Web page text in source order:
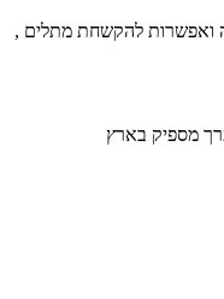
ואפשרות להקשחת מתלים ,
מספיק בארץ